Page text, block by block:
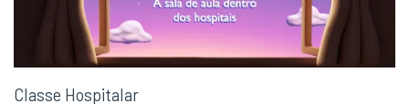
Classe Hospitalar